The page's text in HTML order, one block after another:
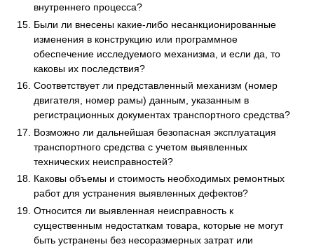
внутреннего процесса?
Были ли внесены какие-либо несанкционированные
изменения в конструкцию или программное
обеспечение исследуемого механизма, и если да, то
каковы их последствия?
Соответствует ли представленный механизм (номер
двигателя, номер рамы) данным, указанным в
регистрационных документах транспортного средства?
Возможно ли дальнейшая безопасная эксплуатация
транспортного средства с учетом выявленных
технических неисправностей?
Каковы объемы и стоимость необходимых ремонтных
работ для устранения выявленных дефектов?
Относится ли выявленная неисправность к
существенным недостаткам товара, которые не могут
быть устранены без несоразмерных затрат или